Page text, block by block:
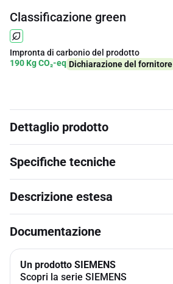
Classificazione green
Impronta di carbonio del prodotto
190 Kg CO₂-eq Dichiarazione del fornitore
Dettaglio prodotto
Specifiche tecniche
Descrizione estesa
Documentazione
Un prodotto SIEMENS
Scopri la serie SIEMENS